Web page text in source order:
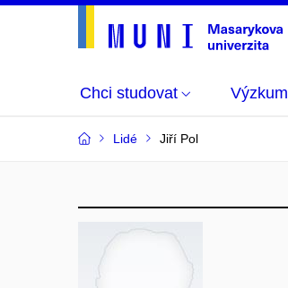
Chci studovat Výzkum
Lidé Jiří Pol